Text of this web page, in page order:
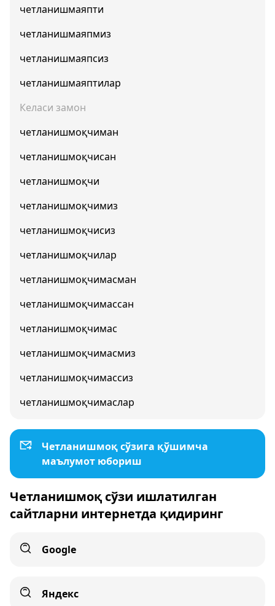
четланишмаяпти
четланишмаяпмиз
четланишмаяпсиз
четланишмаяптилар
Келаси замон
четланишмоқчиман
четланишмоқчисан
четланишмоқчи
четланишмоқчимиз
четланишмоқчисиз
четланишмоқчилар
четланишмоқчимасман
четланишмоқчимассан
четланишмоқчимас
четланишмоқчимасмиз
четланишмоқчимассиз
четланишмоқчимаслар
Четланишмоқ сўзига қўшимча
маълумот юбориш
Четланишмоқ сўзи ишлатилган
сайтларни интернетда қидиринг
Google
Яндекс